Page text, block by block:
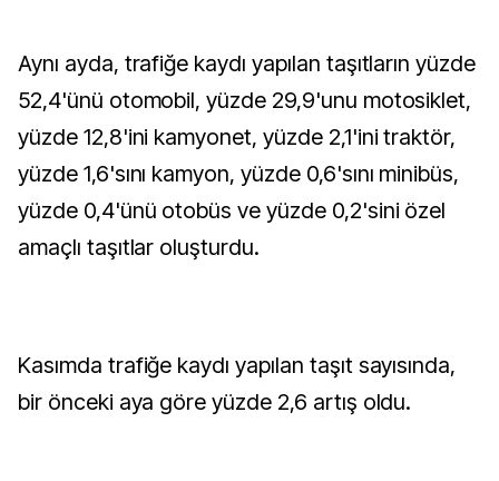
Aynı ayda, trafiğe kaydı yapılan taşıtların yüzde
52,4'ünü otomobil, yüzde 29,9'unu motosiklet,
yüzde 12,8'ini kamyonet, yüzde 2,1'ini traktör,
yüzde 1,6'sını kamyon, yüzde 0,6'sını minibüs,
yüzde 0,4'ünü otobüs ve yüzde 0,2'sini özel
amaçlı taşıtlar oluşturdu.
Kasımda trafiğe kaydı yapılan taşıt sayısında,
bir önceki aya göre yüzde 2,6 artış oldu.